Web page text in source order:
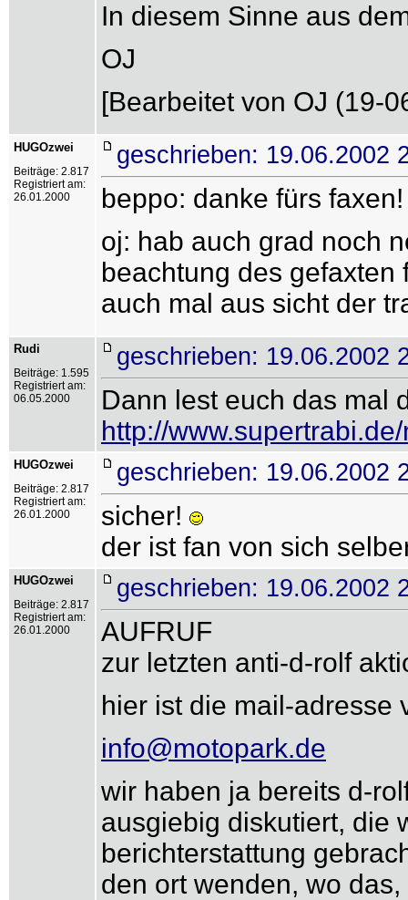
In diesem Sinne aus
OJ
[Bearbeitet von OJ (19-
HUGOzwei
Beiträge: 2.817
Registriert am:
26.01.2000
geschrieben: 19.06.2002
beppo: danke fürs
oj: hab auch grad noch
beachtung des
auch mal aus sicht der
Rudi
Beiträge: 1.595
Registriert am:
06.05.2000
geschrieben: 19.06.2002
Dann lest euch das mal
http://
HUGOzwei
Beiträge: 2.817
Registriert am:
26.01.2000
geschrieben: 19.06.2002
sicher!
der ist fan von sich
HUGOzwei
Beiträge: 2.817
Registriert am:
26.01.2000
geschrieben: 19.06.2002
AUFRUF
zur letzten anti-d-rolf
hier ist die mail-adresse
info@motopark.de
wir haben ja bereits d-
ausgiebig diskutiert, die
berichterstattung
den ort wenden, wo